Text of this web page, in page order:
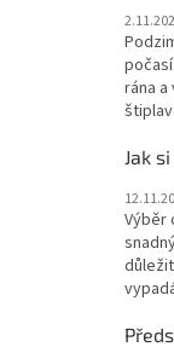
rána
Jak
Výběr